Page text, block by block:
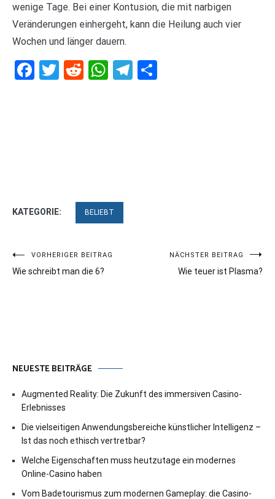
wenige Tage. Bei einer Kontusion, die mit narbigen
Veränderungen einhergeht, kann die Heilung auch vier
Wochen und länger dauern.
Facebook
Twitter
RedditWhatsApp
Telegram
KATEGORIE: BELIEBT
Beitragsnavigation
VORHERIGER BEITRAG
Wie schreibt man die 6?
NÄCHSTER BEITRAG
Wie teuer ist Plasma?
NEUESTE BEITRÄGE
Augmented Reality: Die Zukunft des immersiven Casino-
Erlebnisses
Die vielseitigen Anwendungsbereiche künstlicher Intelligenz –
Ist das noch ethisch vertretbar?
Welche Eigenschaften muss heutzutage ein modernes
Online-Casino haben
Vom Badetourismus zum modernen Gameplay: die Casino-